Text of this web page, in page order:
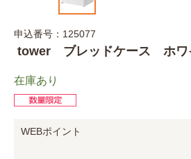
申込番号：125077
tower ブレッドケース ホワ
在庫あり
WEBポイント